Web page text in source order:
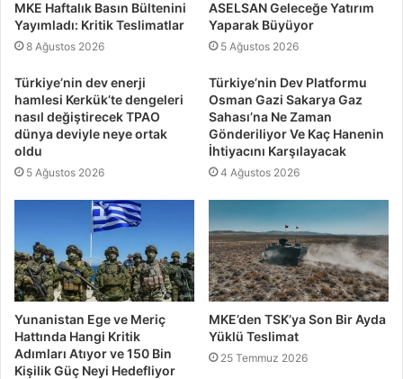
MKE Haftalık Basın Bültenini
Yayımladı: Kritik Teslimatlar
8 Ağustos 2026
ASELSAN Geleceğe Yatırım
Yaparak Büyüyor
5 Ağustos 2026
Türkiye’nin dev enerji
hamlesi Kerkük’te dengeleri
nasıl değiştirecek TPAO
dünya deviyle neye ortak
oldu
5 Ağustos 2026
Türkiye’nin Dev Platformu
Osman Gazi Sakarya Gaz
Sahası’na Ne Zaman
Gönderiliyor Ve Kaç Hanenin
İhtiyacını Karşılayacak
4 Ağustos 2026
Yunanistan Ege ve Meriç
Hattında Hangi Kritik
Adımları Atıyor ve 150 Bin
Kişilik Güç Neyi Hedefliyor
MKE’den TSK’ya Son Bir Ayda
Yüklü Teslimat
25 Temmuz 2026